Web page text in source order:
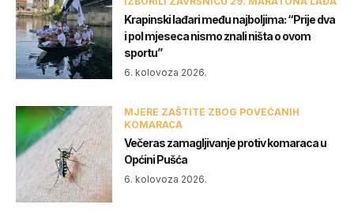
Krapinski lađari među najboljima: “Prije dva
i pol mjeseca nismo znali ništa o ovom
sportu”
6. kolovoza 2026.
MJERE ZAŠTITE ZBOG POVEĆANIH
KOMARACA
Večeras zamagljivanje protiv komaraca u
Općini Pušća
6. kolovoza 2026.